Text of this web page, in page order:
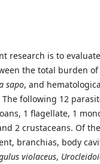
research is to
the total burden
sapo, and
following 12
1 flagellate, 1
2 crustaceans. Of
branchias, body
violaceus,